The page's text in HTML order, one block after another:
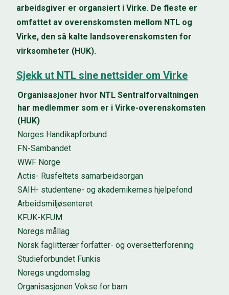
arbeidsgiver er organsiert i Virke. De fleste er
omfattet av overenskomsten mellom NTL og
Virke, den så kalte landsoverenskomsten for
virksomheter (HUK).
Sjekk ut NTL sine nettsider om Virke
Organisasjoner hvor NTL Sentralforvaltningen
har medlemmer som er i Virke-overenskomsten
(HUK)
Norges Handikapforbund
FN-Sambandet
WWF Norge
Actis- Rusfeltets samarbeidsorgan
SAIH- studentene- og akademikernes hjelpefond
Arbeidsmiljøsenteret
KFUK-KFUM
Noregs mållag
Norsk faglitterær forfatter- og oversetterforening
Studieforbundet Funkis
Noregs ungdomslag
Organisasjonen Vokse for barn